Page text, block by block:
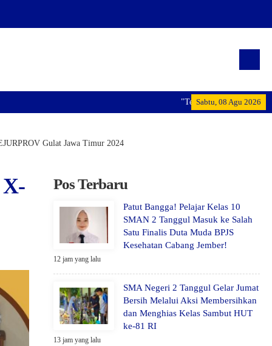
Sabtu, 08 Agu 2026
"Terwujudnya generasi
Gulat Jawa Timur 2024
X- Pos Terbaru
Patut Bangga! Pelajar Kelas 10
SMAN 2 Tanggul Masuk ke Salah
Satu Finalis Duta Muda BPJS
Kesehatan Cabang Jember!
12 jam yang lalu
SMA Negeri 2 Tanggul Gelar Jumat
Bersih Melalui Aksi Membersihkan
dan Menghias Kelas Sambut HUT
ke-81 RI
13 jam yang lalu